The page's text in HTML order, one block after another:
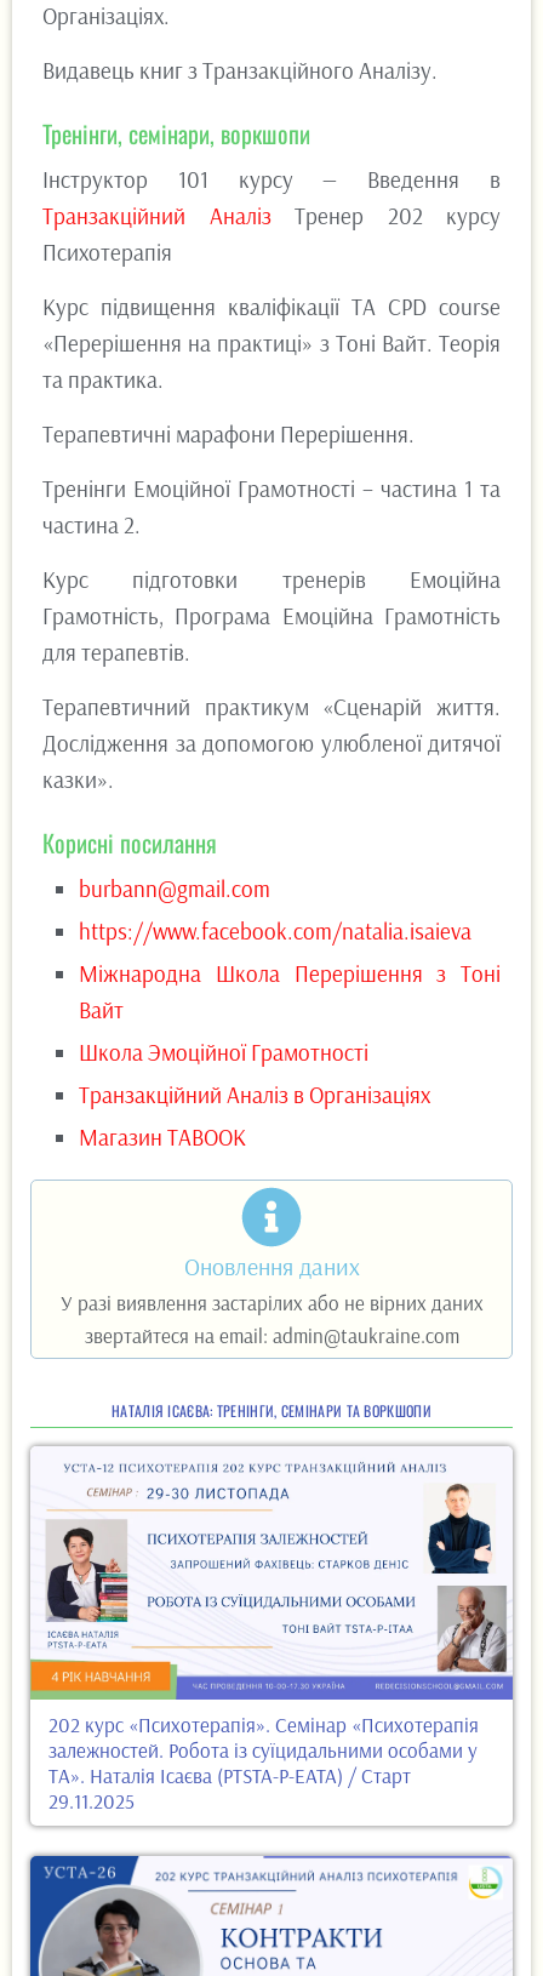
Організаціях.
Видавець книг з Транзакційного Аналізу.
Тренінги, семінари, воркшопи
Інструктор 101 курсу — Введення в
Транзакційний АналізТренер 202 курсу
Психотерапія
Курс підвищення кваліфікації ТА CPD course
«Перерішення на практиці» з Тоні Вайт. Теорія
та практика.
Терапевтичні марафони Перерішення.
Тренінги Емоційної Грамотності – частина 1 та
частина 2.
Курс підготовки тренерів Емоційна
Грамотність, Програма Емоційна Грамотність
для терапевтів.
Терапевтичний практикум «Сценарій життя.
Дослідження за допомогою улюбленої дитячої
казки».
Корисні посилання
burbann@gmail.com
https://www.facebook.com/natalia.isaieva
Міжнародна Школа Перерішення з Тоні
Вайт
Школа Эмоційної Грамотності
Транзакційний Аналіз в Організаціях
Магазин ТАВООК
Оновлення даних
У разі виявлення застарілих або не вірних даних
звертайтеся на email: admin@taukraine.com
НАТАЛІЯ ІСАЄВА: ТРЕНІНГИ, СЕМІНАРИ ТА ВОРКШОПИ
202 курс «Психотерапія». Семінар «Психотерапія
залежностей. Робота із суїцидальними особами у
ТА». Наталія Ісаєва (PTSTA-P-EATA) / Старт
29.11.2025